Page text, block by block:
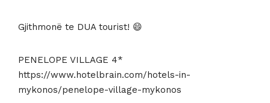
Gjithmonë te DUA tourist! 😄
PENELOPE VILLAGE 4*
https://www.hotelbrain.com/hotels-in-
mykonos/penelope-village-mykonos